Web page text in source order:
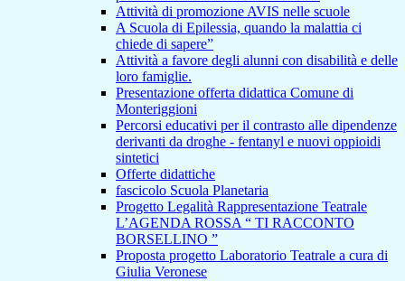
Attività di promozione AVIS nelle scuole
A Scuola di Epilessia, quando la malattia ci
chiede di sapere”
Attività a favore degli alunni con disabilità e delle
loro famiglie.
Presentazione offerta didattica Comune di
Monteriggioni
Percorsi educativi per il contrasto alle dipendenze
derivanti da droghe - fentanyl e nuovi oppioidi
sintetici
Offerte didattiche
fascicolo Scuola Planetaria
Progetto Legalità Rappresentazione Teatrale
L’AGENDA ROSSA “ TI RACCONTO
BORSELLINO ”
Proposta progetto Laboratorio Teatrale a cura di
Giulia Veronese